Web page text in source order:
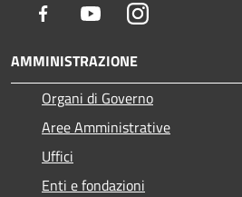
Facebook YoutubeInstagram
AMMINISTRAZIONE
Organi di Governo
Aree Amministrative
Uffici
Enti e fondazioni